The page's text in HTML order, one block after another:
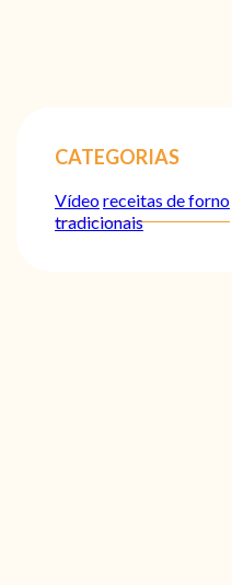
CATEGORIAS
Vídeoreceitas de forno
tradicionais